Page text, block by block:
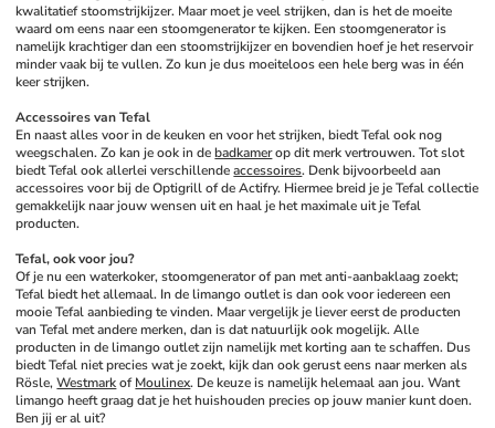
kwalitatief stoomstrijkijzer. Maar moet je veel strijken, dan is het de moeite
waard om eens naar een stoomgenerator te kijken. Een stoomgenerator is
namelijk krachtiger dan een stoomstrijkijzer en bovendien hoef je het reservoir
minder vaak bij te vullen. Zo kun je dus moeiteloos een hele berg was in één
keer strijken.
Accessoires van Tefal
En naast alles voor in de keuken en voor het strijken, biedt Tefal ook nog
weegschalen. Zo kan je ook in de badkamer op dit merk vertrouwen. Tot slot
biedt Tefal ook allerlei verschillende accessoires. Denk bijvoorbeeld aan
accessoires voor bij de Optigrill of de Actifry. Hiermee breid je je Tefal collectie
gemakkelijk naar jouw wensen uit en haal je het maximale uit je Tefal
producten.
Tefal, ook voor jou?
Of je nu een waterkoker, stoomgenerator of pan met anti-aanbaklaag zoekt;
Tefal biedt het allemaal. In de limango outlet is dan ook voor iedereen een
mooie Tefal aanbieding te vinden. Maar vergelijk je liever eerst de producten
van Tefal met andere merken, dan is dat natuurlijk ook mogelijk. Alle
producten in de limango outlet zijn namelijk met korting aan te schaffen. Dus
biedt Tefal niet precies wat je zoekt, kijk dan ook gerust eens naar merken als
Rösle, Westmark of Moulinex. De keuze is namelijk helemaal aan jou. Want
limango heeft graag dat je het huishouden precies op jouw manier kunt doen.
Ben jij er al uit?